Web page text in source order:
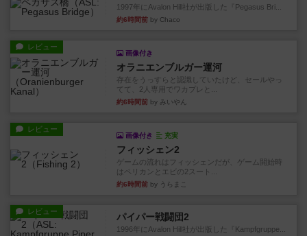
1997年にAvalon Hill社が出版した『Pegasus Bri...
約6時間前 by Chaco
レビュー
画像付き
オラニエンブルガー運河
存在をうっすらと認識していたけど、セールやっ
てて、2人専用でワカプレと...
約6時間前 by みいやん
レビュー
画像付き 充実
フィッシェン2
ゲームの流れはフィッシェンだが、ゲーム開始時
はペリカンとエビの2スート...
約6時間前 by うらまこ
レビュー パイパー戦闘団2
1996年にAvalon Hill社が出版した『Kampfgruppe...